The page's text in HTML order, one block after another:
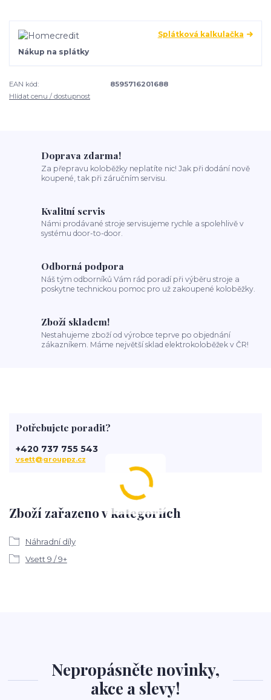
Splátková kalkulačka
Nákup na splátky
EAN kód:
8595716201688
Hlídat cenu / dostupnost
Doprava zdarma!
Za přepravu koloběžky neplatíte nic! Jak při dodání nově
koupené, tak při záručním servisu.
Kvalitní servis
Námi prodávané stroje servisujeme rychle a spolehlivě v
systému door-to-door.
Odborná podpora
Náš tým odborníků Vám rád poradí při výběru stroje a
poskytne technickou pomoc pro už zakoupené koloběžky.
Zboží skladem!
Nestahujeme zboží od výrobce teprve po objednání
zákazníkem. Máme největší sklad elektrokoloběžek v ČR!
Zboží zařazeno v kategoriích
Náhradní díly
Vsett 9 / 9+
Potřebujete poradit?
+420 737 755 543
vsett@grouppz.cz
Nepropásněte novinky,
akce a slevy!